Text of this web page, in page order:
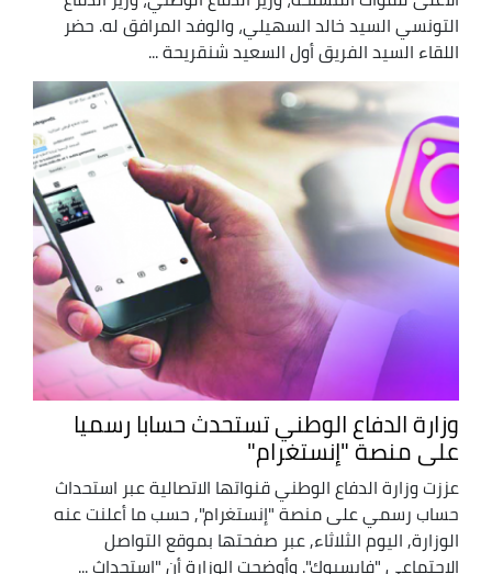
التونسي السيد خالد السهيلي، والوفد المرافق له. حضر
اللقاء السيد الفريق أول السعيد شنقريحة ...
وزارة الدفاع الوطني تستحدث حسابا رسميا
على منصة "إنستغرام"
عززت وزارة الدفاع الوطني قنواتها الاتصالية عبر استحداث
حساب رسمي على منصة "إنستغرام", حسب ما أعلنت عنه
الوزارة, اليوم الثلاثاء, عبر صفحتها بموقع التواصل
الاجتماعي "فايسبوك". وأوضحت الوزارة أن "استحداث ...